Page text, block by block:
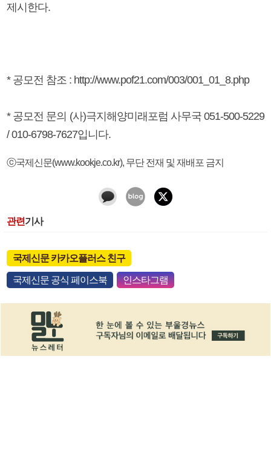
제시한다.
* 공모전 참조 : http://www.pof21.com/003/001_01_8.php
* 공모전 문의 (사)극지해양미래포럼 사무국 051-500-5229
/ 010-6798-7627입니다.
ⓒ국제신문(www.kookje.co.kr), 무단 전재 및 재배포 금지
관련기사
국제신문 카카오플러스 친구
국제신문 공식 페이스북 인스타그램